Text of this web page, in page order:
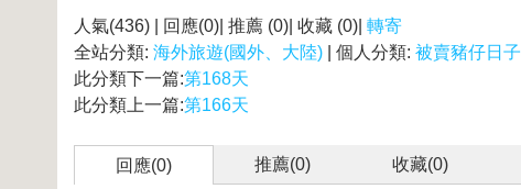
人氣(436) | 回應(0)| 推薦 (0)| 收藏 (0)| 轉寄
全站分類: 海外旅遊(國外、大陸) | 個人分類: 被賣豬仔日子
此分類下一篇:第168天
此分類上一篇:第166天
回應(0) 推薦(0) 收藏(0)